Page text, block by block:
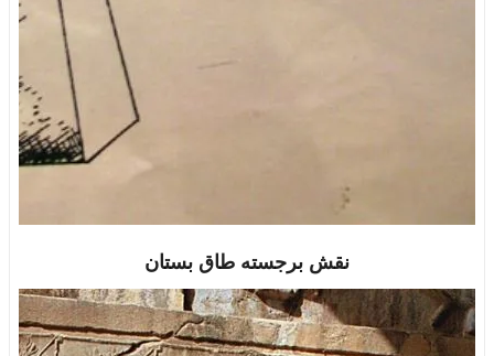
نقش برجسته طاق بستان